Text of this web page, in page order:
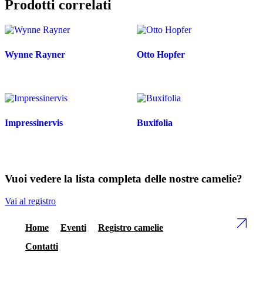
Prodotti correlati
Wynne Rayner Otto Hopfer
Impressinervis Buxifolia
Vuoi vedere la lista completa delle nostre camelie?
Vai al registro
Home Eventi
Registro camelie
Contatti